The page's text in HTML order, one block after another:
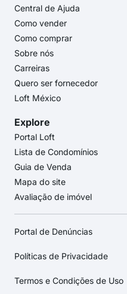
Central de Ajuda
Como vender
Como comprar
Sobre nós
Carreiras
Quero ser fornecedor
Loft México
Explore
Portal Loft
Lista de Condomínios
Guia de Venda
Mapa do site
Avaliação de imóvel
Portal de Denúncias
Políticas de Privacidade
Termos e Condições de Uso